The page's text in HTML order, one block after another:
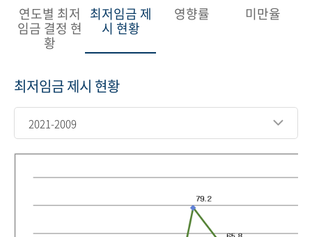
연도별 최저
임금 결정 현
황
최저임금 제
시 현황
영향률 미만율
최저임금 제시 현황
2021-2009